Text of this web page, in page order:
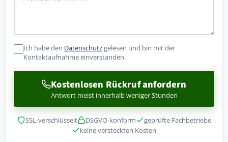
Ich habe den Datenschutzgelesen und bin mit der
Kontaktaufnahme einverstanden.
Kostenlosen Rückruf anfordern
Antwort meist innerhalb weniger Stunden
SSL-verschlüsselt DSGVO-konform
geprüfte Fachbetriebe
keine versteckten Kosten